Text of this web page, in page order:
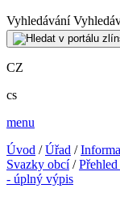
Vyhledávání
CZ
cs
menu
Úvod /Úřad /
Svazky obcí/
- úplný výpis